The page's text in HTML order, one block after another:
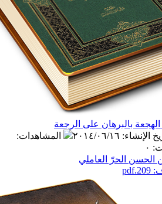
على الرجعة
٠٦/١٦ المشاهدات: